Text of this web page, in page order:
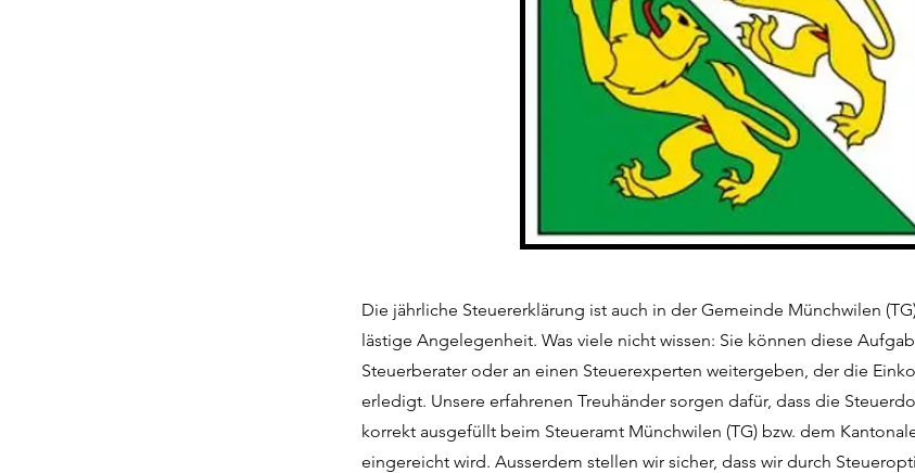
Die jährliche Steuererklärung ist auch in der Gemeinde Münchwilen
lästige Angelegenheit. Was viele nicht wissen: Sie können diese
Steuerberater oder an einen Steuerexperten weitergeben, der die
erledigt. Unsere erfahrenen Treuhänder sorgen dafür, dass die
korrekt ausgefüllt beim Steueramt Münchwilen (TG) bzw. dem
eingereicht wird. Ausserdem stellen wir sicher, dass wir durch